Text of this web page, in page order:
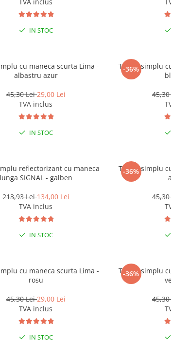
IN STOC
cu maneca scurta Lima -
albastru azur
45,30 Lei29,00 Lei
TVA inclus
IN STOC
-36%
Tricou simplu
reflectorizant cu maneca
lunga SIGNAL - galben
213,93 Lei134,00 Lei
TVA inclus
IN STOC
-36%
Tricou simplu
cu maneca scurta Lima -
rosu
45,30 Lei29,00 Lei
TVA inclus
IN STOC
-36%
Tricou simplu